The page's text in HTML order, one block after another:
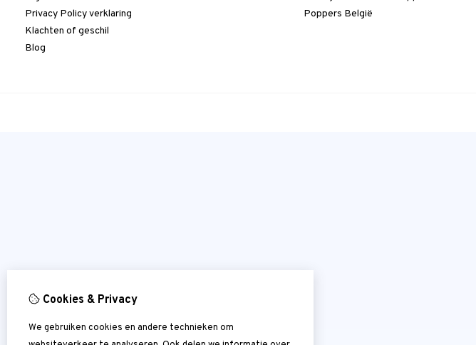
Privacy Policy verklaring
Klachten of geschil
Blog
Poppers België
Cookies & Privacy
We gebruiken cookies en andere technieken om